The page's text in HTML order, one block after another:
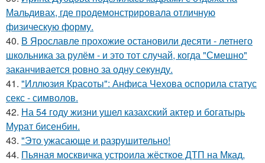
Мальдивах, где продемонстрировала отличную
физическую форму.
40. В Ярославле прохожие остановили десяти - летнего
школьника за рулём - и это тот случай, когда "Смешно"
заканчивается ровно за одну секунду.
41. "Иллюзия Красоты": Анфиса Чехова оспорила статус
секс - символов.
42. На 54 году жизни ушел казахский актер и богатырь
Мурат бисенбин.
43. "Это ужасающе и разрушительно!
44. Пьяная москвичка устроила жёсткое ДТП на Мкад,